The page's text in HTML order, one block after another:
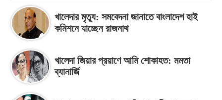
খালেদার মৃত্যু: সমবেদনা জানাতে বাংলাদেশ হাই
কমিশনে যাচ্ছেন রাজনাথ
খালেদা জিয়ার প্রয়াণে আমি শোকাহত: মমতা
ব্যানার্জি